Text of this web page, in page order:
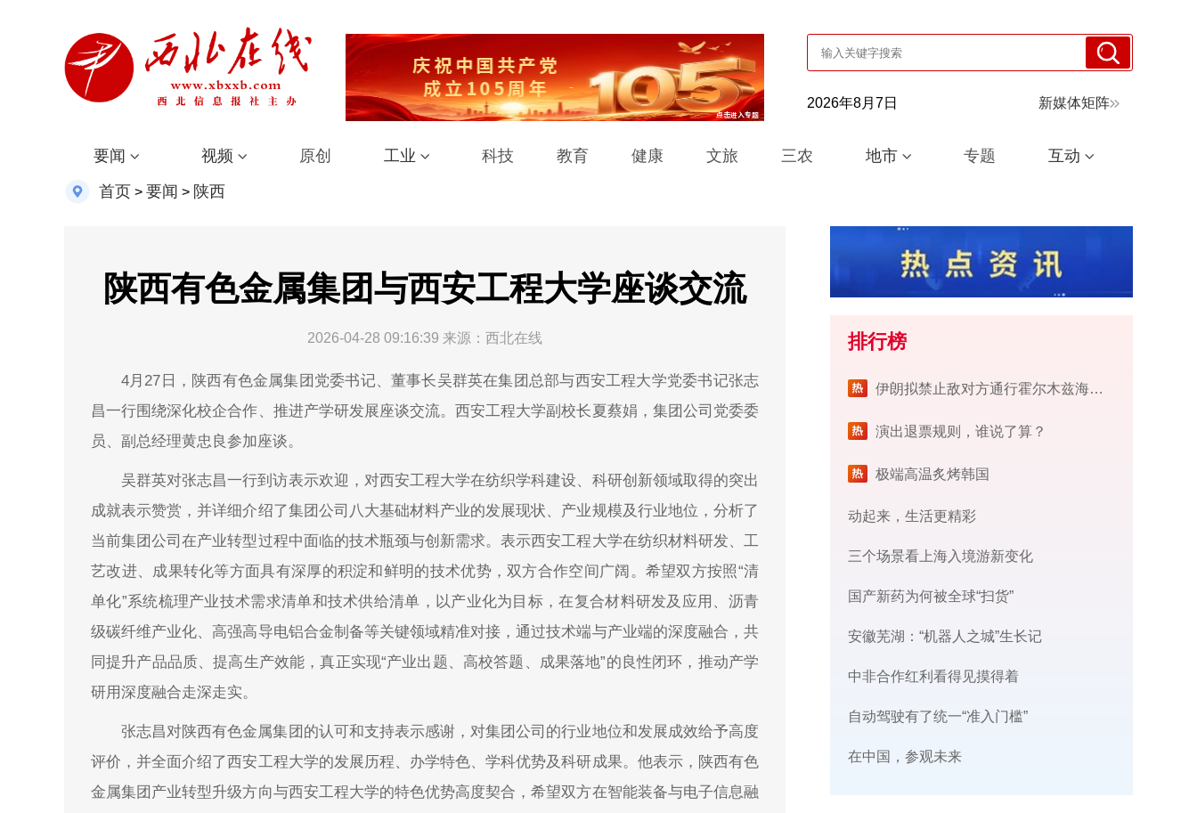
2026年8月7日 新媒体矩阵
要闻 视频 原创 工业 科技 教育 健康 文旅 三农 地市 专题 互动
首页 > 要闻 > 陕西
陕西有色金属集团与西安工程大学座谈交流
2026-04-28 09:16:39 来源：西北在线
4月27日，陕西有色金属集团党委书记、董事长吴群英在集团总部与西安工程大学党委书记张志
昌一行围绕深化校企合作、推进产学研发展座谈交流。西安工程大学副校长夏蔡娟，集团公司党委委
员、副总经理黄忠良参加座谈。
吴群英对张志昌一行到访表示欢迎，对西安工程大学在纺织学科建设、科研创新领域取得的突出
成就表示赞赏，并详细介绍了集团公司八大基础材料产业的发展现状、产业规模及行业地位，分析了
当前集团公司在产业转型过程中面临的技术瓶颈与创新需求。表示西安工程大学在纺织材料研发、工
艺改进、成果转化等方面具有深厚的积淀和鲜明的技术优势，双方合作空间广阔。希望双方按照“清
单化”系统梳理产业技术需求清单和技术供给清单，以产业化为目标，在复合材料研发及应用、沥青
级碳纤维产业化、高强高导电铝合金制备等关键领域精准对接，通过技术端与产业端的深度融合，共
同提升产品品质、提高生产效能，真正实现“产业出题、高校答题、成果落地”的良性闭环，推动产学
研用深度融合走深走实。
张志昌对陕西有色金属集团的认可和支持表示感谢，对集团公司的行业地位和发展成效给予高度
评价，并全面介绍了西安工程大学的发展历程、办学特色、学科优势及科研成果。他表示，陕西有色
金属集团产业转型升级方向与西安工程大学的特色优势高度契合，希望双方在智能装备与电子信息融
排行榜
伊朗拟禁止敌对方通行霍尔木兹海峡 对违规者重罚
演出退票规则，谁说了算？
极端高温炙烤韩国
动起来，生活更精彩
三个场景看上海入境游新变化
国产新药为何被全球“扫货”
安徽芜湖：“机器人之城”生长记
中非合作红利看得见摸得着
自动驾驶有了统一“准入门槛”
在中国，参观未来